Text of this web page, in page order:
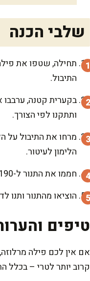
שלבי הכנה
תחילה, שטפו את
התיבול.
בקערית קטנה, ערבבו
ותתקנו לפי הצורך.
מרחו את התיבול על
הלימון לעיטור.
חממו את התנור ל-190 מעלות צלזיוס. הכניסו את הדג ואפו למשך 20 דקות, או עד שהבשר רך ומתפורר בקלות עם מזלג.
הוציאו מהתנור ותנו לדג לנוח עוד 5 דקות לפני ההגשה. זה הזמן
טיפים
אם אין לכם פילה
קרוב יותר לטרי – בכלל